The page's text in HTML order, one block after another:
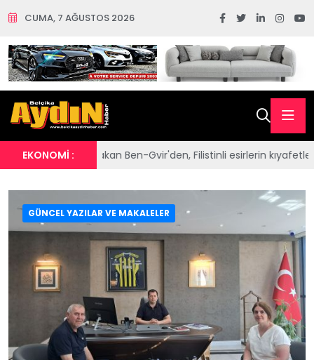
CUMA, 7 AĞUSTOS 2026
EKONOMİ :
Gvir'den, Filistinli esirlerin kıyafetlerine ve Kur'an-ı
GÜNCEL YAZILAR VE MAKALELER